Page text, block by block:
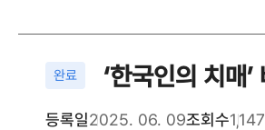
완료 ‘한국인의 치매
등록일2025. 06. 09조회수1,147